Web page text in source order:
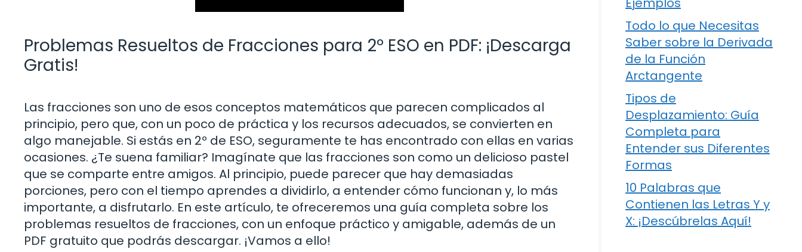
Problemas Resueltos de Fracciones para 2º ESO en PDF: ¡Descarga
Gratis!
Las fracciones son uno de esos conceptos matemáticos que parecen complicados al
principio, pero que, con un poco de práctica y los recursos adecuados, se convierten en
algo manejable. Si estás en 2º de ESO, seguramente te has encontrado con ellas en varias
ocasiones. ¿Te suena familiar? Imagínate que las fracciones son como un delicioso pastel
que se comparte entre amigos. Al principio, puede parecer que hay demasiadas
porciones, pero con el tiempo aprendes a dividirlo, a entender cómo funcionan y, lo más
importante, a disfrutarlo. En este artículo, te ofreceremos una guía completa sobre los
problemas resueltos de fracciones, con un enfoque práctico y amigable, además de un
PDF gratuito que podrás descargar. ¡Vamos a ello!
Todo lo que Necesitas
Saber sobre la Derivada
de la Función
Arctangente
Tipos de
Desplazamiento: Guía
Completa para
Entender sus Diferentes
Formas
10 Palabras que
Contienen las Letras Y y
X: ¡Descúbrelas Aquí!